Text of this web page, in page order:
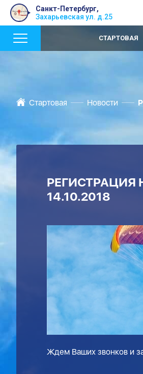
Санкт-Петербург,
Захарьевская ул. д.25
СТАРТОВАЯ
Стартовая Новости
РЕГИСТРАЦИЯ
14.10.2018
Ждем Ваших звонков и